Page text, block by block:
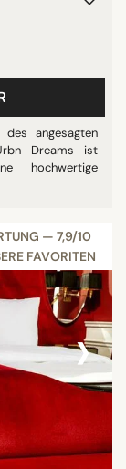
angesagten
Dreams ist
hochwertige
— 7,9/10
FAVORITEN
›